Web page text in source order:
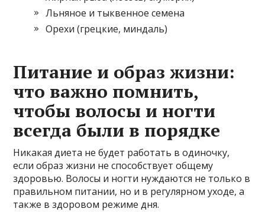
Льняное и тыквенное семена
Орехи (грецкие, миндаль)
Питание и образ жизни:
что важно помнить,
чтобы волосы и ногти
всегда были в порядке
Никакая диета не будет работать в одиночку,
если образ жизни не способствует общему
здоровью. Волосы и ногти нуждаются не только в
правильном питании, но и в регулярном уходе, а
также в здоровом режиме дня.